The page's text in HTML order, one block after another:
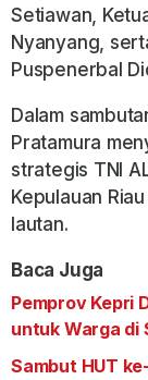
Setiawan,
Nyanyang,
Puspenerbal
Dalam
Pratamura
strategis TNI
Kepulauan
lautan.
Baca Juga
Pemprov Kepri
untuk Warga di
Sambut HUT